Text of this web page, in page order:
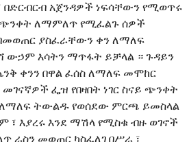
በድርብርብ አጀንዳዎች ነፍሳቸውን የሚወጥሩ
ለማምለጥ የሚፈልጉ ሰዎች
ያስፈራቸውን ቀን ለማለፍ
ውኃም እሳትን ማጥፋት ይቻላል ። ጉዳይን
ቀንን በዋል ፈሰስ ለማለፍ መሞከር
ፌዝ የበዛበት ነገር ስናይ ጭንቀት
ለማለፍ ትውልዱ የወሰደው ምርጫ ይመስላል
፣ እያረሩ እንደ ማሽላ የሚስቁ ብዙ ወገኖች
ራስን መወጠር ካስፈለገ በሥራ ፣